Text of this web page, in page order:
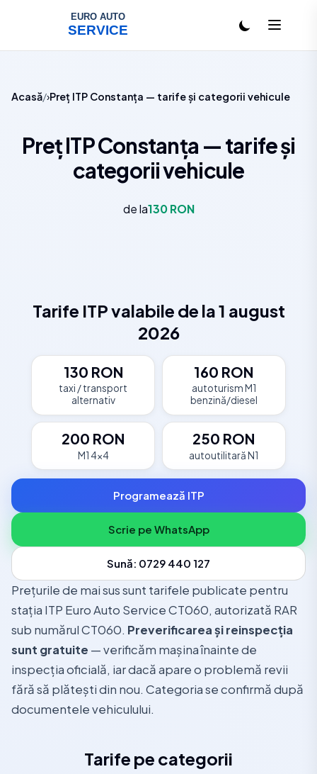
Acasă Preț ITP Constanța — tarife și categorii vehicule
Preț ITP Constanța — tarife și
categorii vehicule
de la130 RON
Tarife ITP valabile de la 1 august
2026
130 RON
taxi / transport
alternativ
160 RON
autoturism M1
benzină/diesel
200 RON
M1 4x4
250 RON
autoutilitară N1
Programează ITP
Scrie pe WhatsApp
Sună: 0729 440 127
Prețurile de mai sus sunt tarifele publicate pentru
stația ITP Euro Auto Service CT060, autorizată RAR
sub numărul CT060. Preverificarea și reinspecția
sunt gratuite — verificăm mașina înainte de
inspecția oficială, iar dacă apare o problemă revii
fără să plătești din nou. Categoria se confirmă după
documentele vehiculului.
Tarife pe categorii